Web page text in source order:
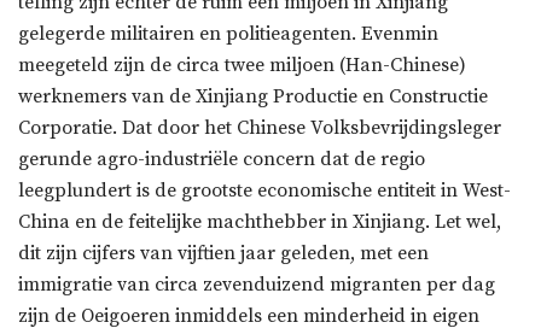
gelegerde militairen en politieagenten. Evenmin
meegeteld zijn de circa twee miljoen (Han-Chinese)
werknemers van de Xinjiang Productie en Constructie
Corporatie. Dat door het Chinese Volksbevrijdingsleger
gerunde agro-industriële concern dat de regio
leegplundert is de grootste economische entiteit in West-
China en de feitelijke machthebber in Xinjiang. Let wel,
dit zijn cijfers van vijftien jaar geleden, met een
immigratie van circa zevenduizend migranten per dag
zijn de Oeigoeren inmiddels een minderheid in eigen